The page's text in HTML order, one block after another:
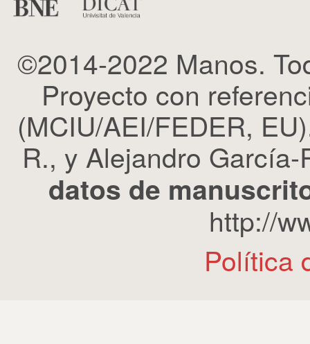
©2014-2022 Manos.
Proyecto con
(MCIU/AEI/FEDER,
R., y Alejandro
datos de
http://
Política